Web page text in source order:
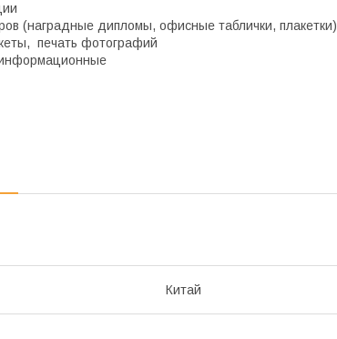
(наградные дипломы, офисные таблички, плакетки)
печать фотографий
Китай